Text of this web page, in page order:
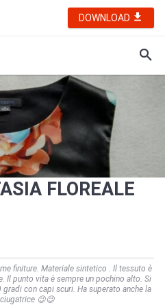
DOWNLOAD
FLOREALE
finiture. Materiale sintetico . Il tessuto è
Il punto vita è sempre un pochino alto. Si
con capi scuri. Ha superato anche la
😉😉